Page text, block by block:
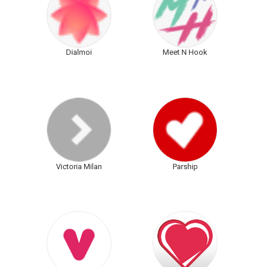
Dialmoi Meet N Hook
Victoria Milan Parship